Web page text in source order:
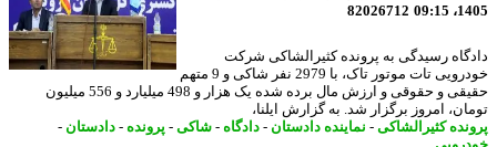
82026712
رسیدگی به پرونده کثیرالشاکی شرکت
خودرویی تات موتور تاک، با 2979 نفر شاکی و 9 متهم
حقیقی و حقوقی و ارزش مال برده شده یک هزار و 498 میلیارد و 556 میلیون
امروز برگزار شد. به گزارش ایلنا،
کثیرالشاکی-نماینده دادستان-دادگاه -شاکی-پرونده -دادستان-